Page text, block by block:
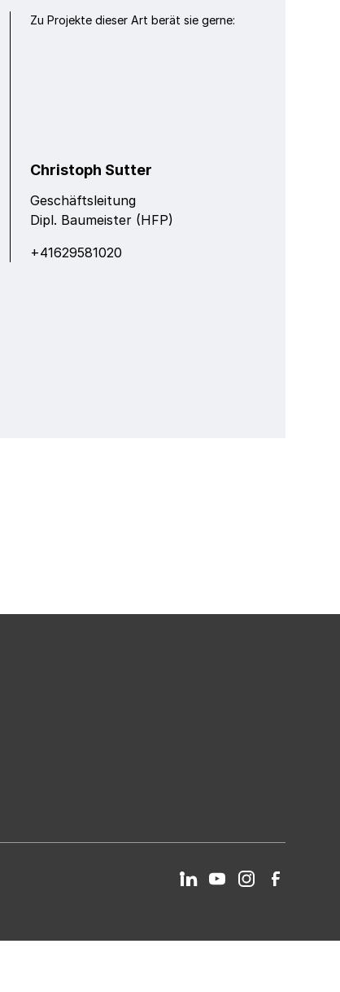
Zu Projekte dieser Art berät sie gerne:
Christoph Sutter
Geschäftsleitung
Dipl. Baumeister (HFP)
+41629581020